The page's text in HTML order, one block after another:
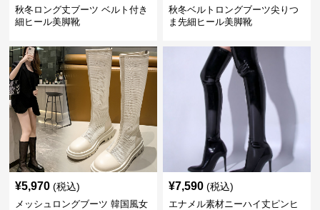
秋冬ロング丈ブーツ ベルト付き
細ヒール美脚靴
秋冬ベルトロングブーツ尖りつ
ま先細ヒール美脚靴
¥5,970 (税込)
メッシュロングブーツ 韓国風女
¥7,590 (税込)
エナメル素材ニーハイ丈ピンヒ